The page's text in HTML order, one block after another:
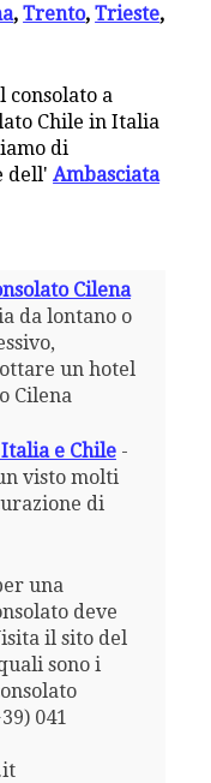
,Trento,Trieste,
consolato a
Chile in Italia
di
dell'Ambasciata
Cilena
da lontano o
un hotel
Cilena
e Chile-
visto molti
di
una
deve
il sito del
sono i
041